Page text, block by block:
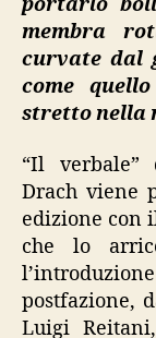
membra
curvate dal
come
stretto nella
“Il verbale”
Drach viene
edizione con
che lo
postfazione,
Luigi